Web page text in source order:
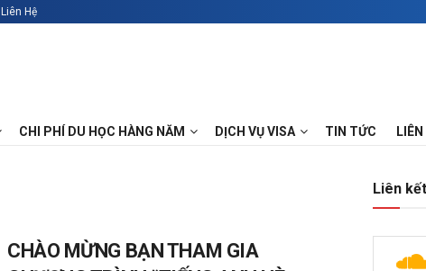
Liên Hệ
CHI PHÍ DU HỌC HÀNG NĂM DỊCH VỤ VISA TIN TỨC
CHÀO MỪNG BẠN THAM GIA
Liên